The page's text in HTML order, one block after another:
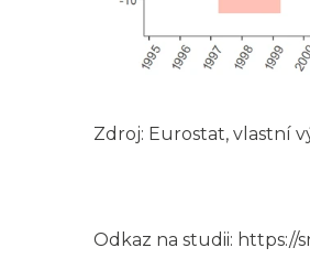
Zdroj: Eurostat, vlastní
Odkaz na studii: https://